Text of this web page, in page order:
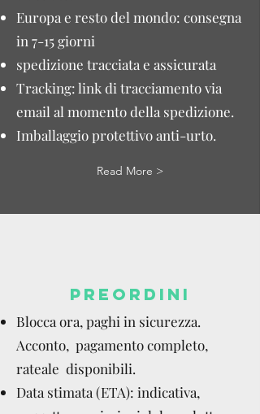
Europa e resto del mondo: consegna
in 7-15 giorni
spedizione tracciata e assicurata
Tracking: link di tracciamento via
email al momento della spedizione.
Imballaggio protettivo anti-urto.
Read More >
PREORDINI
Blocca ora, paghi in sicurezza.
Acconto, pagamento completo,
rateale disponibili.
Data stimata (ETA): indicativa,